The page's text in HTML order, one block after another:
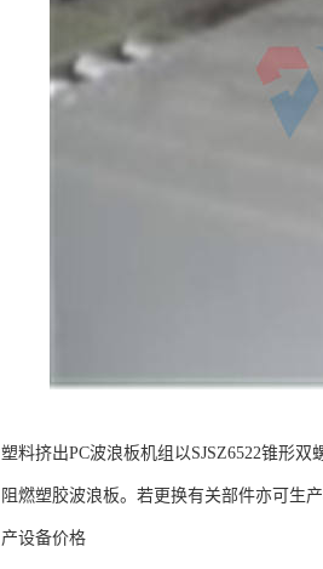
塑料挤出PC波浪板机组以SJSZ6522锥形
阻燃塑胶波浪板。若更换有关部件亦可生
产设备价格